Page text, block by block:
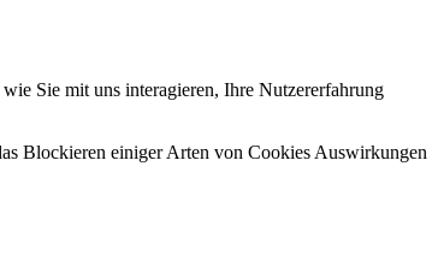
Sie mit uns interagieren, Ihre Nutzererfahrung
Blockieren einiger Arten von Cookies Auswirkungen